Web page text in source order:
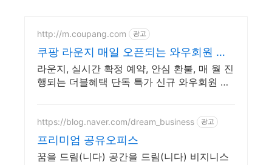
http://m.coupang.com 광고
쿠팡 라운지 매일 오픈되는 와우회원 특
가
라운지, 실시간 확정 예약, 안심 환불, 매 월 진
행되는 더블혜택 단독 특가 신규 와우회원 최
https://blog.naver.com/dream_business 광고
프리미엄 공유오피스
꿈을 드림(니다) 공간을 드림(니다) 비지니스